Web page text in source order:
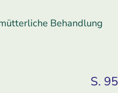
Behandlung
S. 95